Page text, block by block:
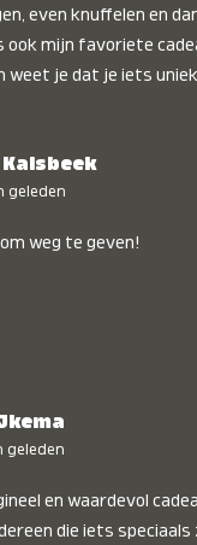
even knuffelen en
ook mijn favoriete
weet je dat je iets
geleden
weg te geven!
geleden
en waardevol
die iets